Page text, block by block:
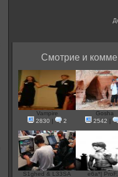
Смотрие и
Vampire
2830
2
Gosha
2542
S1ghed & L33SA e6a*|